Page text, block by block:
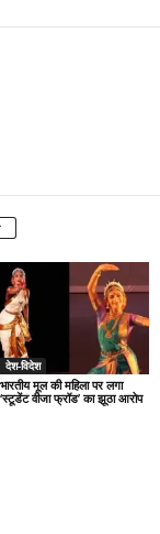
देश-विदेश
भारतीय मूल की महिला पर लगा
‘स्टूडेंट वीजा फ्रॉड’ का झूठा आरोप